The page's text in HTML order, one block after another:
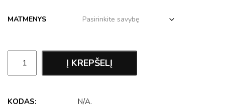
MATMENYS
Į KREPŠELĮ
KODAS: N/A.